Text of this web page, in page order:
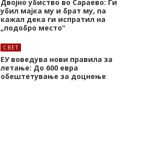
Двојно убиство во Сараево: Ги
убил мајка му и брат му, па
кажал дека ги испратил на
„подобро место“
СВЕТ
ЕУ воведува нови правила за
летање: До 600 евра
обештетување за доцнење